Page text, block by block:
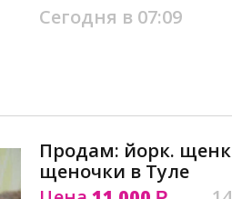
Сегодня в 07:09
Продам: йорк.
щеночки в Туле